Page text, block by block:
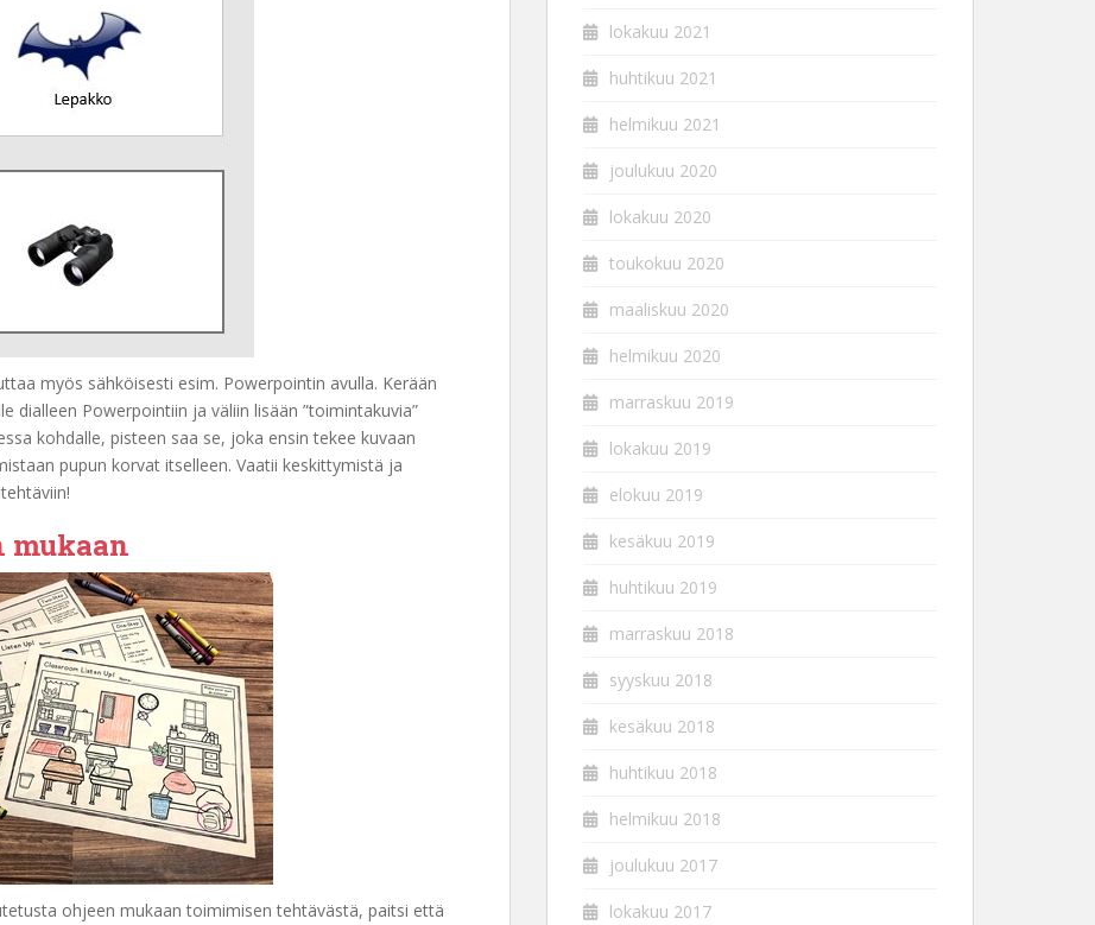
myös sähköisesti esim. Powerpointin avulla. Kerään
dialleen Powerpointiin ja väliin lisään ”toimintakuvia”
kohdalle, pisteen saa se, joka ensin tekee kuvaan
pupun korvat itselleen. Vaatii keskittymistä ja
mukaan
ohjeen mukaan toimimisen tehtävästä, paitsi että
lokakuu 2021
huhtikuu 2021
helmikuu 2021
joulukuu 2020
lokakuu 2020
toukokuu 2020
maaliskuu 2020
helmikuu 2020
marraskuu 2019
lokakuu 2019
elokuu 2019
kesäkuu 2019
huhtikuu 2019
marraskuu 2018
syyskuu 2018
kesäkuu 2018
huhtikuu 2018
helmikuu 2018
joulukuu 2017
lokakuu 2017